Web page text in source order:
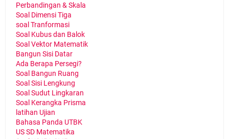
Perbandingan & Skala
Soal Dimensi Tiga
soal Tranformasi
Soal Kubus dan Balok
Soal Vektor Matematik
Bangun Sisi Datar
Ada Berapa Persegi?
Soal Bangun Ruang
Soal Sisi Lengkung
Soal Sudut Lingkaran
Soal Kerangka Prisma
latihan Ujian
Bahasa Panda UTBK
US SD Matematika